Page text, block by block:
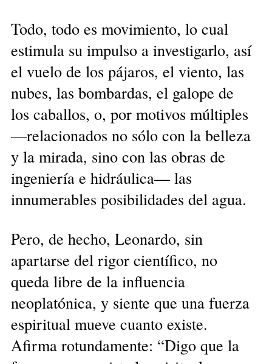
Todo, todo es movimiento, lo cual
estimula su impulso a investigarlo, así
el vuelo de los pájaros, el viento, las
nubes, las bombardas, el galope de
los caballos, o, por motivos múltiples
—relacionados no sólo con la belleza
y la mirada, sino con las obras de
ingeniería e hidráulica— las
innumerables posibilidades del agua.
Pero, de hecho, Leonardo, sin
apartarse del rigor científico, no
queda libre de la influencia
neoplatónica, y siente que una fuerza
espiritual mueve cuanto existe.
Afirma rotundamente: “Digo que la